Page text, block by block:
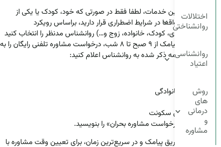
اختلالات
روانشناختی
روانشناسی
اعتیاد
روش
های
درمانی
و
مشاوره
برای استفاده از این خدمات، لطفا فقط در صورتی که خود، کودک یا یکی از
اعضای خانواده واقعا در شرایط اضطراری قرار دارید، براساس رویکرد
متخصصین (فردی، کودک، خانواده، زوج و…) روانشناس مدنظر را انتخاب کنید
و فقط از طریق پیامک از ۹ صبح تا ۸ شب، درخواست مشاوره تلفنی رایگان را به
صورتی که در ادامه ذکر شده به روانشناس اعلام کنید:
نام نام خانوادگی
سن
شهر محل سکونت
عبارت «درخواست مشاوره بحران» را بنویسید.
متخصصین از طریق پیامک و در سریع‌ترین زمان، برای تعیین وقت مشاوره با